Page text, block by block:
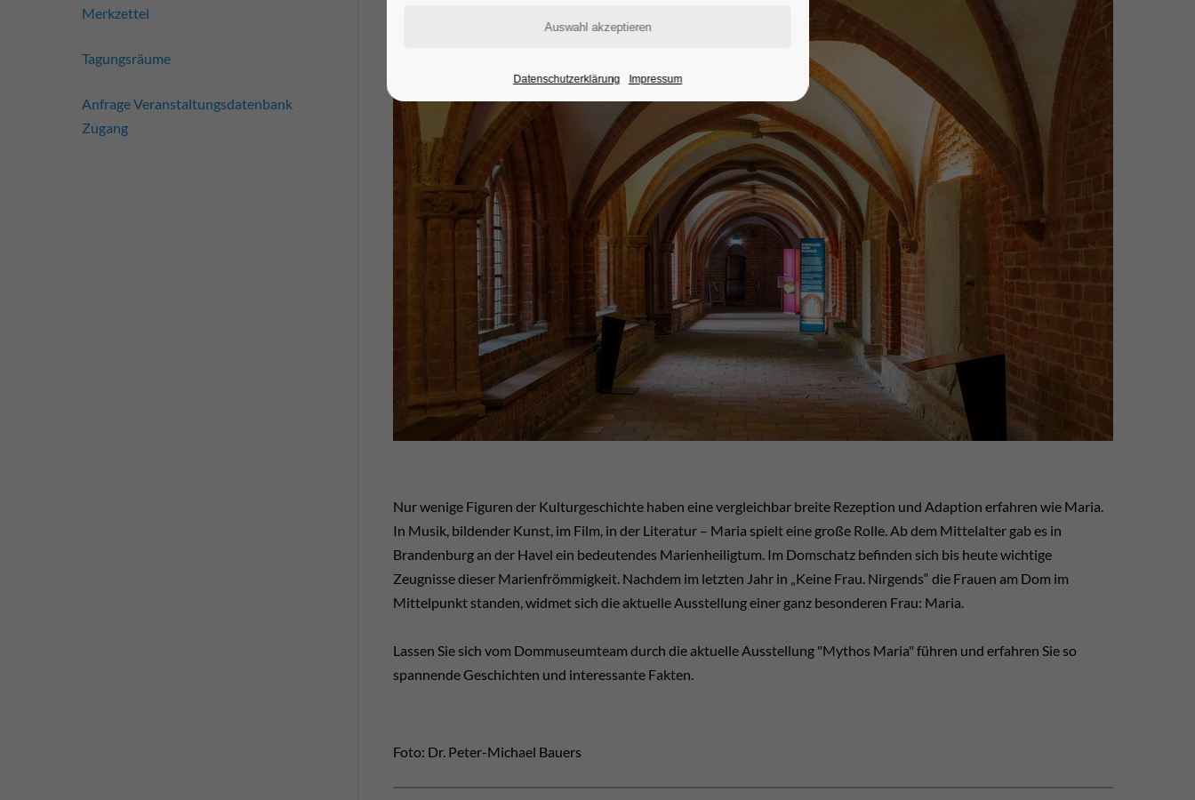
Nur wenige Figuren der Kulturgeschichte haben eine vergleichbar breite Rezeption und Adaption erfahren wie Maria.
In Musik, bildender Kunst, im Film, in der Literatur – Maria spielt eine große Rolle. Ab dem Mittelalter gab es in
Brandenburg an der Havel ein bedeutendes Marienheiligtum. Im Domschatz befinden sich bis heute wichtige
Zeugnisse dieser Marienfrömmigkeit. Nachdem im letzten Jahr in „Keine Frau. Nirgends“ die Frauen am Dom im
Mittelpunkt standen, widmet sich die aktuelle Ausstellung einer ganz besonderen Frau: Maria.
Lassen Sie sich vom Dommuseumteam durch die aktuelle Ausstellung "Mythos Maria" führen und erfahren Sie so
spannende Geschichten und interessante Fakten.
Foto: Dr. Peter-Michael Bauers
Merkzettel
Tagungsräume
Anfrage Veranstaltungsdatenbank
Zugang
Datenschutzerklärung Impressum